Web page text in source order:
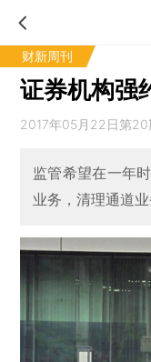
财新周刊
证券机构强
2017年05月22日第20
监管希望在一年
业务，清理通道